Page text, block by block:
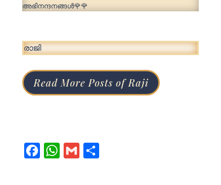
അഭിനന്ദനങ്ങൾ🌹🌹
രാജി
Read More Posts of Raji
F W G S